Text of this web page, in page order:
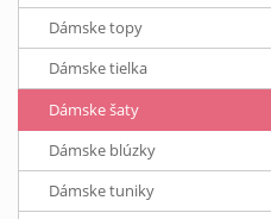
Dámske topy
Dámske tielka
Dámske šaty
Dámske blúzky
Dámske tuniky